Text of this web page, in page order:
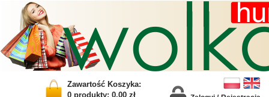
Zawartość Koszyka:
0 produkty: 0.00 zł